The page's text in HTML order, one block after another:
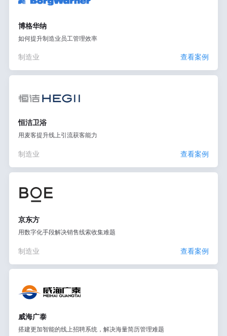
博格华纳
如何提升制造业员工管理效率
制造业 查看案例
恒洁卫浴
用麦客提升线上引流获客能力
制造业 查看案例
京东方
用数字化手段解决销售线索收集难题
制造业 查看案例
威海广泰
搭建更加智能的线上招聘系统，解决海量简历管理难题